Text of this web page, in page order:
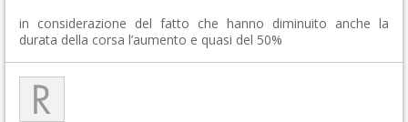
in considerazione del fatto che hanno diminuito anche la
durata della corsa l’aumento e quasi del 50%